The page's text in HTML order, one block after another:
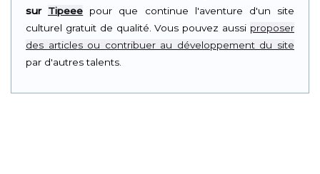
sur Tipeee pour que continue l'aventure d'un site
culturel gratuit de qualité. Vous pouvez aussi proposer
des articles ou contribuer au développement du site
par d'autres talents.